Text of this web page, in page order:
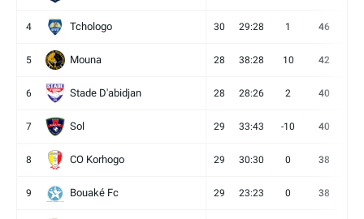
4 Tchologo 30 29:28 1 46
5 Mouna 28 38:28 10 42
6 Stade D'abidjan 28 28:26 2 40
7 Sol 29 33:43 -10 40
8 CO Korhogo 29 30:30 0 38
9 Bouaké Fc 29 23:23 0 38